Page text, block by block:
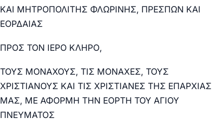
ΚΑΙ ΜΗΤΡΟΠΟΛΙΤΗΣ ΦΛΩΡΙΝΗΣ, ΠΡΕΣΠΩΝ ΚΑΙ
ΕΟΡΔΑΙΑΣ
ΠΡΟΣ ΤΟΝ ΙΕΡΟ ΚΛΗΡΟ,
ΤΟΥΣ ΜΟΝΑΧΟΥΣ, ΤΙΣ ΜΟΝΑΧΕΣ, ΤΟΥΣ
ΧΡΙΣΤΙΑΝΟΥΣ ΚΑΙ ΤΙΣ ΧΡΙΣΤΙΑΝΕΣ ΤΗΣ ΕΠΑΡΧΙΑΣ
ΜΑΣ, ΜΕ ΑΦΟΡΜΗ ΤΗΝ ΕΟΡΤΗ ΤΟΥ ΑΓΙΟΥ
ΠΝΕΥΜΑΤΟΣ